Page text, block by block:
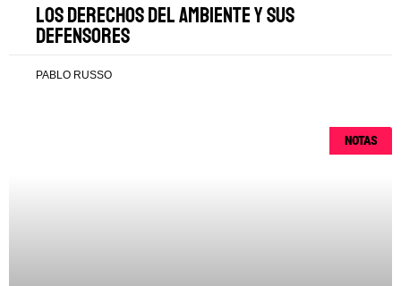
Los derechos del ambiente y sus
defensores
PABLO RUSSO
NOTAS